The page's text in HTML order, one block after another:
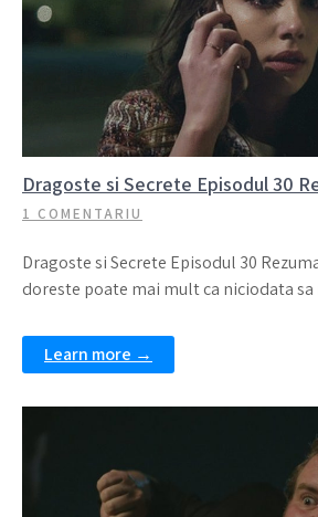
Dragoste si Secrete Episodul 30
1 COMENTARIU
Dragoste si Secrete Episodul 30
doreste poate mai mult ca niciodata
Learn more →